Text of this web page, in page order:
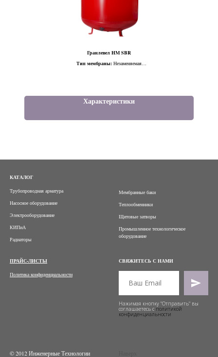
Гранлевел HM SBR
Тип мембраны: Незаменяемая
Характеристики
КАТАЛОГ
Трубопроводная арматура
Насосное оборудование
Электрооборудование
КИПиА
Радиаторы
Мембранные баки
Теплообменники
Щитовые затворы
Промышленное технологическое
оборудование
ПРАЙС-ЛИСТЫ
Политика конфиденциальности
СВЯЖИТЕСЬ С НАМИ
Нажимая кнопку "Отправить" вы
соглашаетесь с политикой
конфиденциальности
© 2012 Инженерные Технологии